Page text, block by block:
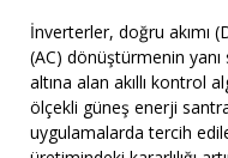
İnverterler, doğru akımı
(AC) dönüştürmenin
altına alan akıllı kontrol
ölçekli güneş enerji
uygulamalarda tercih